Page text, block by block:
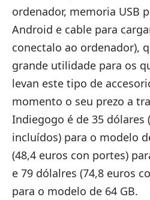
ordenador, memoria USB
Android e cable para
conectalo ao ordenador),
grande utilidade para os
levan este tipo de
momento o seu prezo a
Indiegogo é de 35 dólares
incluídos) para o modelo
(48,4 euros con portes)
e 79 dólalres (74,8 euros
para o modelo de 64 GB.